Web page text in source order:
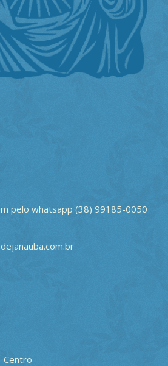
pelo whatsapp (38) 99185-0050
Centro